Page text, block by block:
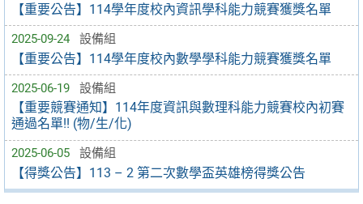
【重要公告】114學年度校內資訊學科能力競賽獲獎名單
2025-09-24 設備組
【重要公告】114學年度校內數學學科能力競賽獲獎名單
2025-06-19 設備組
【重要競賽通知】114年度資訊與數理科能力競賽校內初賽
通過名單!! (物/生/化)
2025-06-05 設備組
【得獎公告】113 – 2 第二次數學盃英雄榜得獎公告